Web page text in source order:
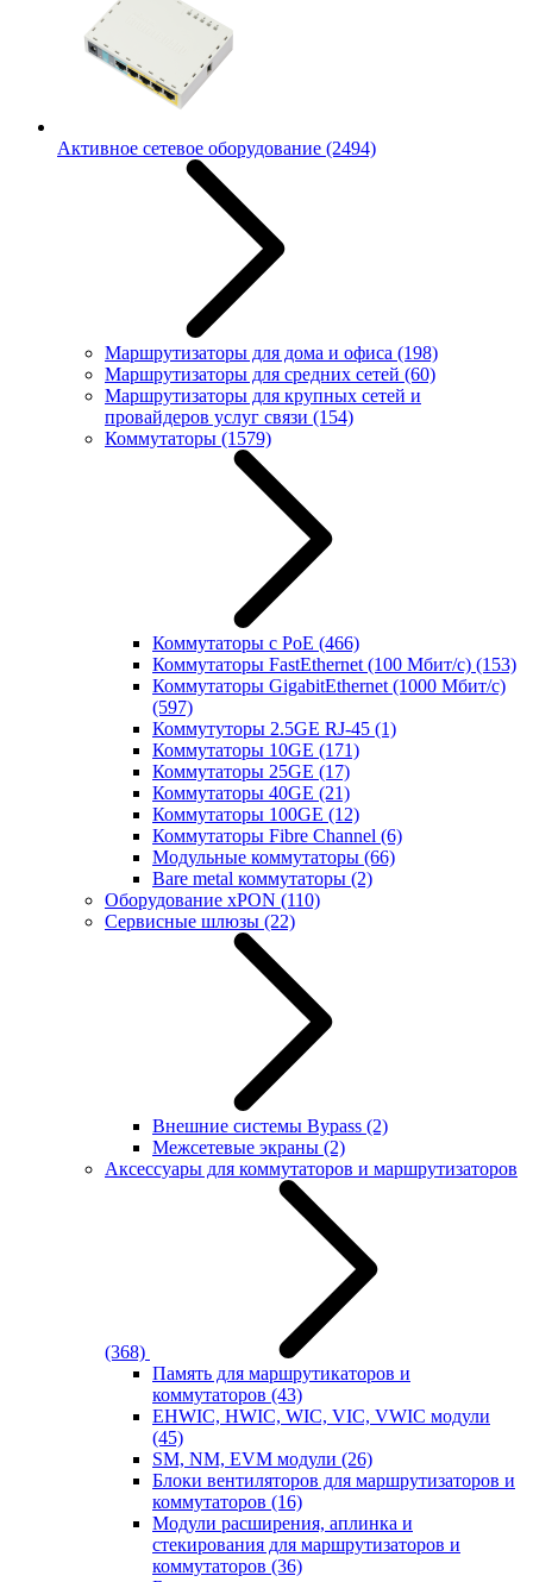
Активное сетевое оборудование (2494)
Маршрутизаторы для дома и офиса (198)
Маршрутизаторы для средних сетей (60)
Маршрутизаторы для крупных сетей и
провайдеров услуг связи (154)
Коммутаторы (1579)
Коммутаторы с PoE (466)
Коммутаторы FastEthernet (100 Мбит/с) (153)
Коммутаторы GigabitEthernet (1000 Мбит/с)
(597)
Коммутуторы 2.5GE RJ-45 (1)
Коммутаторы 10GE (171)
Коммутаторы 25GE (17)
Коммутаторы 40GE (21)
Коммутаторы 100GE (12)
Коммутаторы Fibre Channel (6)
Модульные коммутаторы (66)
Bare metal коммутаторы (2)
Оборудование xPON (110)
Сервисные шлюзы (22)
Внешние системы Bypass (2)
Межсетевые экраны (2)
Аксессуары для коммутаторов и маршрутизаторов
(368)
Память для маршрутикаторов и
коммутаторов (43)
EHWIC, HWIC, WIC, VIC, VWIC модули
(45)
SM, NM, EVM модули (26)
Блоки вентиляторов для маршрутизаторов и
коммутаторов (16)
Модули расширения, аплинка и
стекирования для маршрутизаторов и
коммутаторов (36)